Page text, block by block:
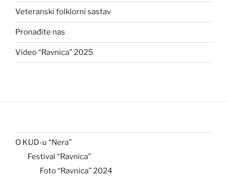
Veteranski folklorni sastav
Pronađite nas
Video “Ravnica” 2025
O KUD-u “Nera”
Festival “Ravnica”
Foto “Ravnica” 2024